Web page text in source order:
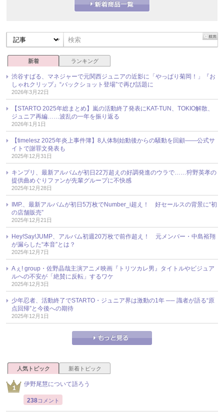
新着 ランキング
渋谷すばる、マネジャーで元関西ジュニアの近影に「やっぱり菊岡！」『お
しゃれクリップ』“バックショット登場”で再び話題に
2026年3月22日
【STARTO 2025年総まとめ】嵐の活動終了発表にKAT-TUN、TOKIO解散、
ジュニア再編……波乱の一年を振り返る
2026年1月1日
【timelesz 2025年炎上事件簿】8人体制始動後からの騒動を回顧――公式サ
イトで謝罪文発表も
2025年12月31日
キンプリ、最新アルバムが初日22万超えの好調発進のウラで……狩野英孝の
提供曲めぐりファンが先輩グループに不快感
2025年12月28日
IMP.、最新アルバムが初日5万枚でNumber_i超え！ 好セールスの背景に“初
の店舗販売”
2025年12月21日
Hey!Say!JUMP、アルバム初週20万枚で前作超え！ 元メンバー・中島裕翔
が漏らした“本音”とは？
2025年12月7日
Aぇ! group・佐野晶哉主演アニメ映画『トリツカレ男』タイトルやビジュア
ルへの不安が「絶賛に反転」するワケ
2025年12月3日
少年忍者、活動終了でSTARTO・ジュニア界は激動の1年 ── 識者が語る“原
点回帰”と今後への期待
2025年12月1日
人気トピック 新着トピック
伊野尾慧について語ろう
238コメント